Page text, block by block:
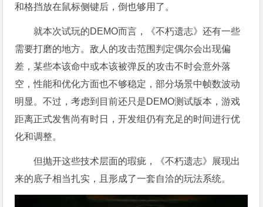
和格挡放在鼠标侧键后，倒也够用了。
就本次试玩的DEMO而言，《不朽遗志》还有一些
需要打磨的地方。敌人的攻击范围判定偶尔会出现偏
差，某些本该命中或本该被弹反的攻击不时会意外落
空，性能和优化方面也不够稳定，部分场景中帧数波动
明显。不过，考虑到目前还只是DEMO测试版本，游戏
距离正式发售尚有时日，开发组仍有充足的时间进行优
化和调整。
但抛开这些技术层面的瑕疵，《不朽遗志》展现出
来的底子相当扎实，且形成了一套自洽的玩法系统。